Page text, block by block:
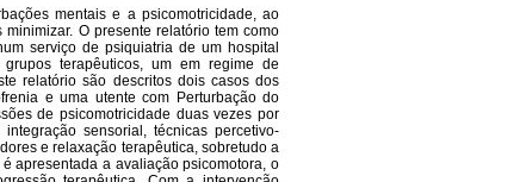
mentais e a psicomotricidade, ao
O presente relatório tem como
serviço de psiquiatria de um hospital
terapêuticos, um em regime de
relatório são descritos dois casos dos
e uma utente com Perturbação do
de psicomotricidade duas vezes por
sensorial, técnicas percetivo-
e relaxação terapêutica, sobretudo a
apresentada a avaliação psicomotora, o